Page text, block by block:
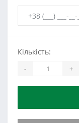
Кількість:
- +